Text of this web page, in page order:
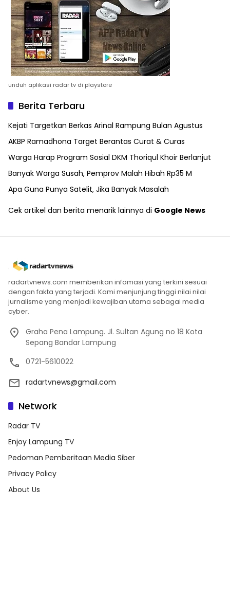
unduh aplikasi radar tv di playstore
Berita Terbaru
Kejati Targetkan Berkas Arinal Rampung Bulan Agustus
AKBP Ramadhona Target Berantas Curat & Curas
Warga Harap Program Sosial DKM Thoriqul Khoir Berlanjut
Banyak Warga Susah, Pemprov Malah Hibah Rp35 M
Apa Guna Punya Satelit, Jika Banyak Masalah
Cek artikel dan berita menarik lainnya di Google News
radartvnews.com memberikan infomasi yang terkini sesuai
dengan fakta yang terjadi. Kami menjunjung tinggi nilai nilai
jurnalisme yang menjadi kewajiban utama sebagai media
cyber.
Graha Pena Lampung. Jl. Sultan Agung no 18 Kota
Sepang Bandar Lampung
0721-5610022
radartvnews@gmail.com
Network
Radar TV
Enjoy Lampung TV
Pedoman Pemberitaan Media Siber
Privacy Policy
About Us